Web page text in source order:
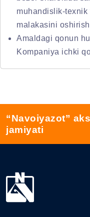
muhandislik-
malakasini
Amaldagi qonun
Kompaniya ichki
“Navoiyazot”
jamiyati